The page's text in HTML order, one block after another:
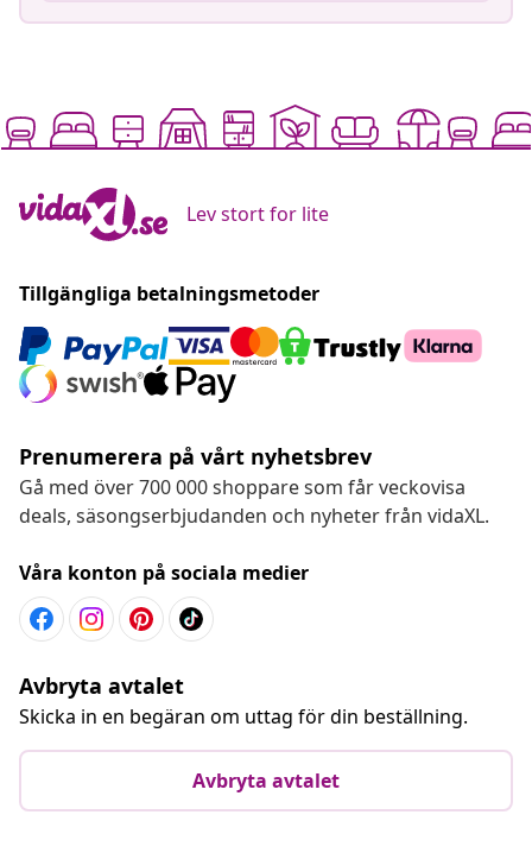
Lev stort for lite
Tillgängliga betalningsmetoder
Prenumerera på vårt nyhetsbrev
Gå med över 700 000 shoppare som får veckovisa
deals, säsongserbjudanden och nyheter från vidaXL.
Våra konton på sociala medier
Avbryta avtalet
Skicka in en begäran om uttag för din beställning.
Avbryta avtalet